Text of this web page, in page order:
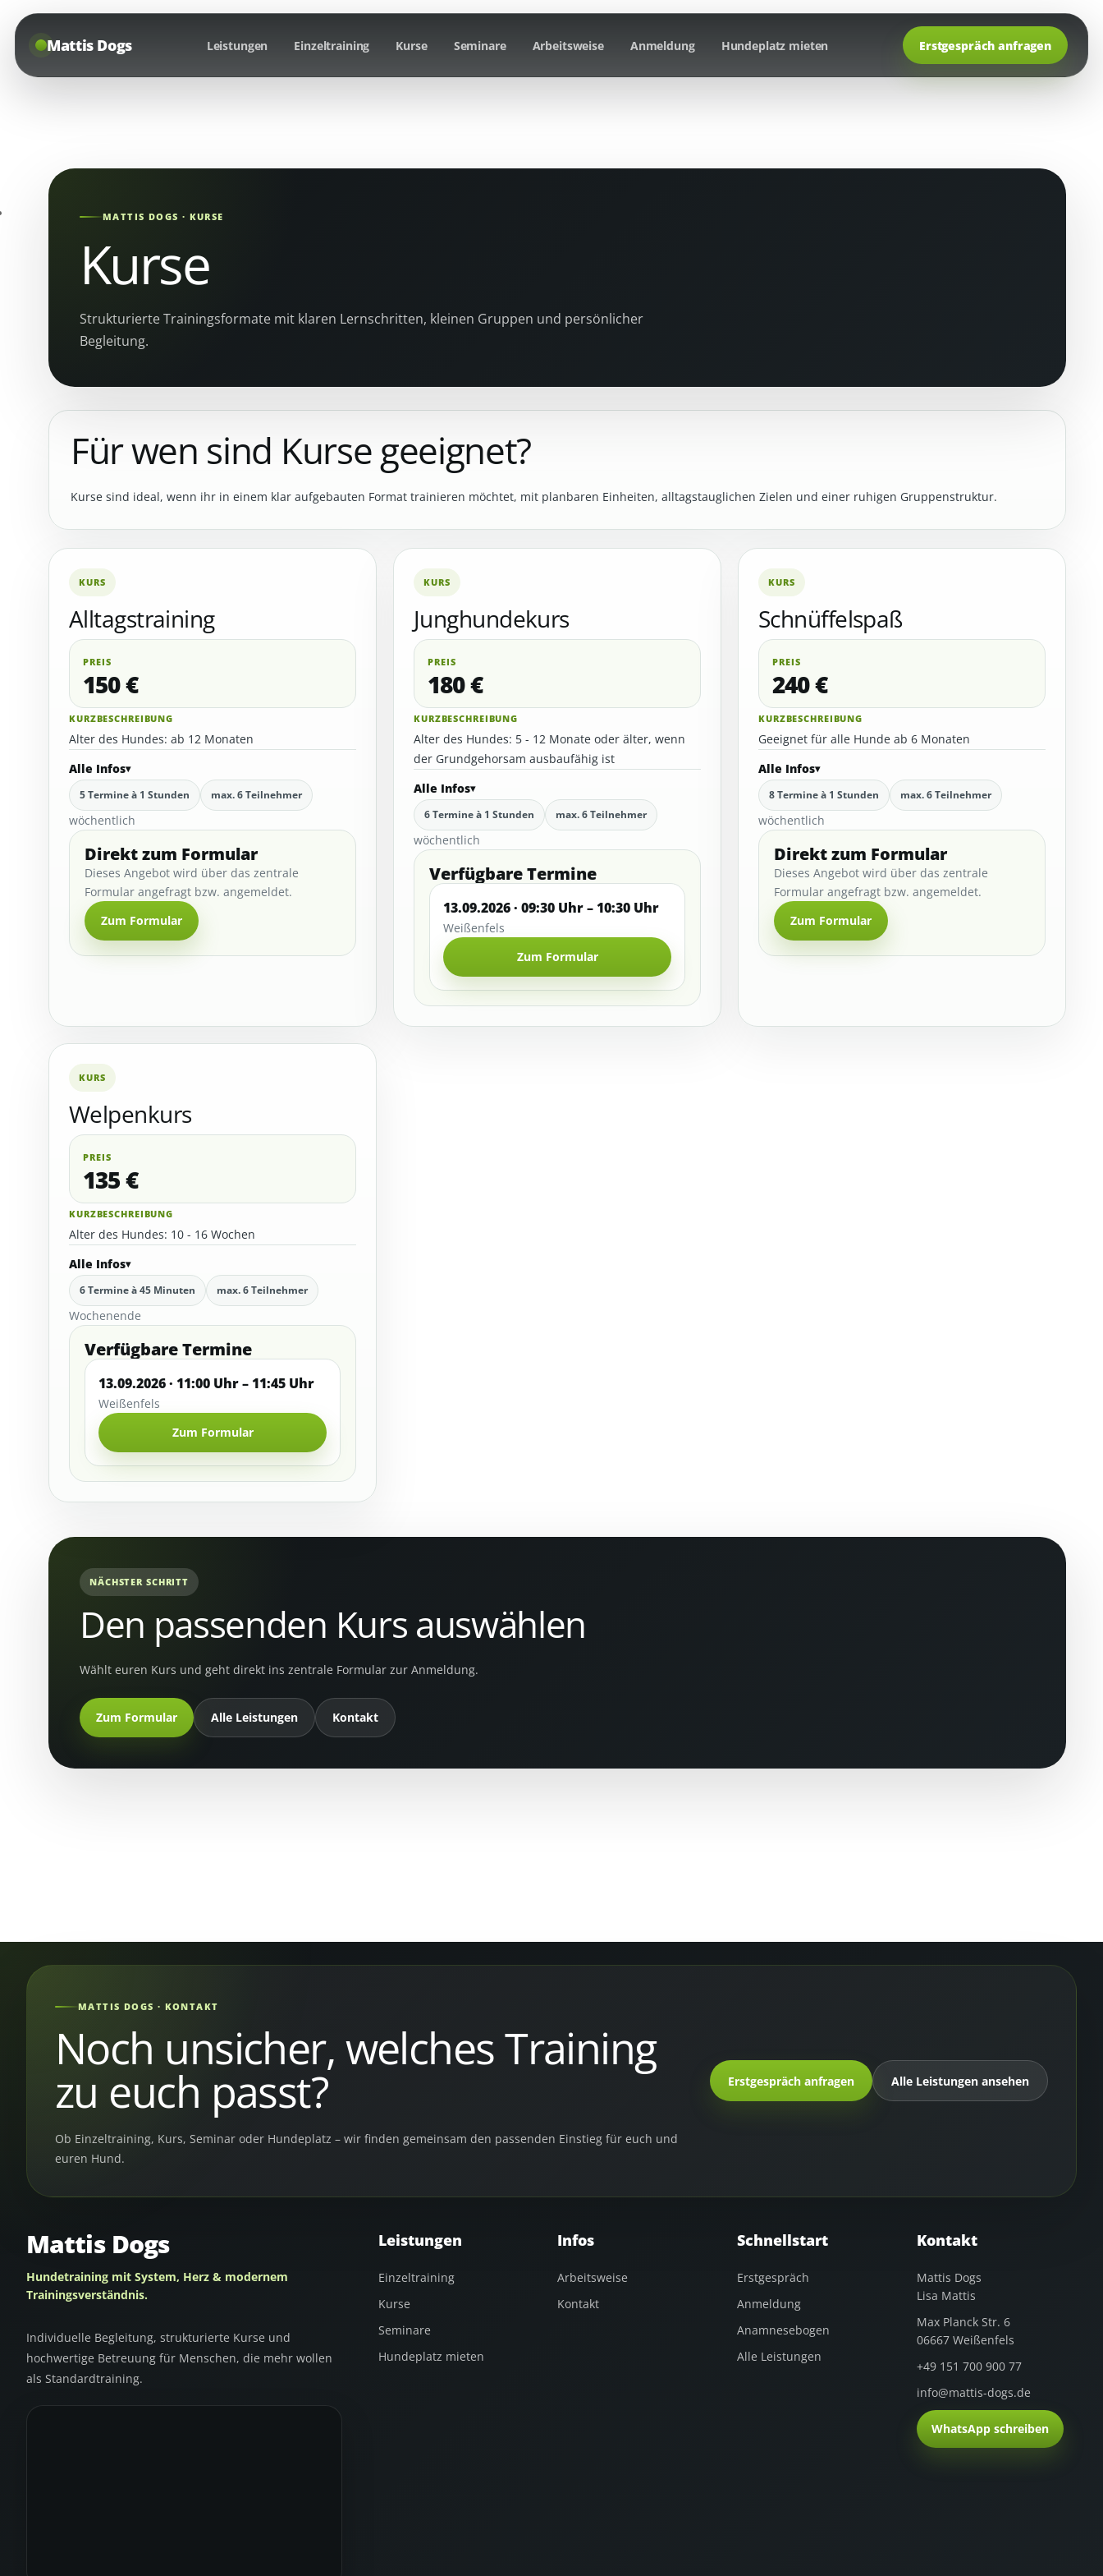
Mattis Dogs Leistungen Einzeltraining Kurse Seminare Arbeitsweise Anmeldung Hundeplatz mieten Erstgespräch anfragen
MATTIS DOGS · KURSE
Kurse
Strukturierte Trainingsformate mit klaren Lernschritten, kleinen Gruppen und persönlicher
Begleitung.
Für wen sind Kurse geeignet?
Kurse sind ideal, wenn ihr in einem klar aufgebauten Format trainieren möchtet, mit planbaren Einheiten, alltagstauglichen Zielen und einer ruhigen Gruppenstruktur.
KURS
Alltagstraining
PREIS
150 €
KURZBESCHREIBUNG
Alter des Hundes: ab 12 Monaten
Alle Infos
5 Termine à 1 Stunden max. 6 Teilnehmer
wöchentlich
Direkt zum Formular
Dieses Angebot wird über das zentrale
Formular angefragt bzw. angemeldet.
Zum Formular
KURS
Junghundekurs
PREIS
180 €
KURZBESCHREIBUNG
Alter des Hundes: 5 - 12 Monate oder älter, wenn
der Grundgehorsam ausbaufähig ist
Alle Infos
6 Termine à 1 Stunden max. 6 Teilnehmer
wöchentlich
Verfügbare Termine
13.09.2026 · 09:30 Uhr – 10:30 Uhr
Weißenfels
Zum Formular
KURS
Schnüffelspaß
PREIS
240 €
KURZBESCHREIBUNG
Geeignet für alle Hunde ab 6 Monaten
Alle Infos
8 Termine à 1 Stunden max. 6 Teilnehmer
wöchentlich
Direkt zum Formular
Dieses Angebot wird über das zentrale
Formular angefragt bzw. angemeldet.
Zum Formular
KURS
Welpenkurs
PREIS
135 €
KURZBESCHREIBUNG
Alter des Hundes: 10 - 16 Wochen
Alle Infos
6 Termine à 45 Minuten max. 6 Teilnehmer
Wochenende
Verfügbare Termine
13.09.2026 · 11:00 Uhr – 11:45 Uhr
Weißenfels
Zum Formular
NÄCHSTER SCHRITT
Den passenden Kurs auswählen
Wählt euren Kurs und geht direkt ins zentrale Formular zur Anmeldung.
Zum Formular Alle Leistungen Kontakt
MATTIS DOGS · KONTAKT
Noch unsicher, welches Training
zu euch passt?
Ob Einzeltraining, Kurs, Seminar oder Hundeplatz – wir finden gemeinsam den passenden Einstieg für euch und
euren Hund.
Erstgespräch anfragen Alle Leistungen ansehen
Mattis Dogs
Hundetraining mit System, Herz & modernem
Trainingsverständnis.
Individuelle Begleitung, strukturierte Kurse und
hochwertige Betreuung für Menschen, die mehr wollen
als Standardtraining.
Leistungen
Einzeltraining
Kurse
Seminare
Hundeplatz mieten
Infos
Arbeitsweise
Kontakt
Schnellstart
Erstgespräch
Anmeldung
Anamnesebogen
Alle Leistungen
Kontakt
Mattis Dogs
Lisa Mattis
Max Planck Str. 6
06667 Weißenfels
+49 151 700 900 77
info@mattis-dogs.de
WhatsApp schreiben